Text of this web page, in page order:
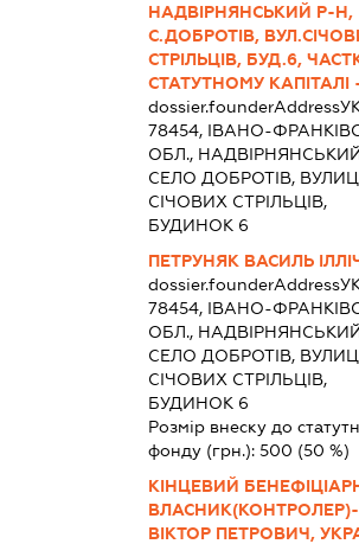
НАДВІРНЯНСЬКИЙ Р-Н,
С.ДОБРОТІВ,
СТРІЛЬЦІВ, БУД.6,
СТАТУТНОМУ КАПІТАЛІ
dossier.founderAddress
78454, ІВАНО-
ОБЛ.,
СЕЛО ДОБРОТІВ,
СІЧОВИХ СТРІЛЬЦІВ,
БУДИНОК 6
ПЕТРУНЯК ВАСИЛЬ
dossier.founderAddress
78454, ІВАНО-
ОБЛ.,
СЕЛО ДОБРОТІВ,
СІЧОВИХ СТРІЛЬЦІВ,
БУДИНОК 6
Розмір внеску до
фонду (грн.): 500 (50 %)
КІНЦЕВИЙ
ВІКТОР ПЕТРОВИЧ,